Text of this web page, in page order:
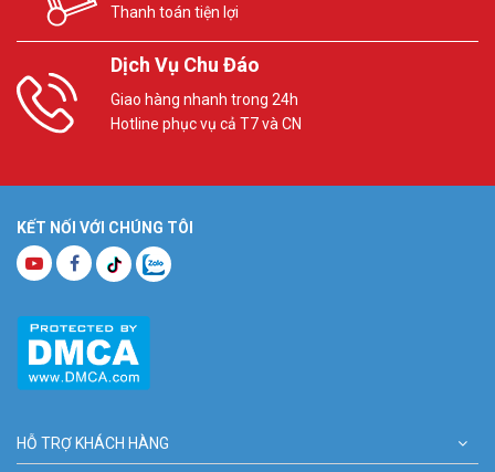
Thanh toán tiện lợi
Dịch Vụ Chu Đáo
Giao hàng nhanh trong 24h
Hotline phục vụ cả T7 và CN
KẾT NỐI VỚI CHÚNG TÔI
HỖ TRỢ KHÁCH HÀNG